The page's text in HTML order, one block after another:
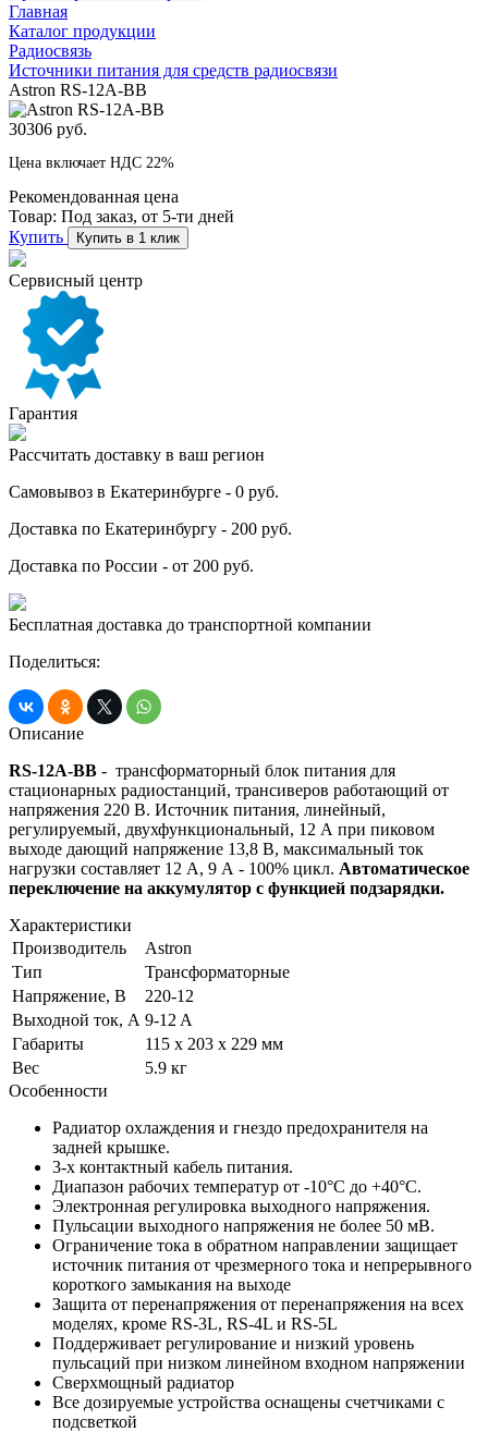
Главная
Каталог продукции
Радиосвязь
Источники питания для средств радиосвязи
Astron RS-12A-BB
30306 руб.
Цена включает НДС 22%
Рекомендованная цена
Товар: Под заказ, от 5-ти дней
Купить
Купить в 1 клик
Сервисный центр
Гарантия
Рассчитать доставку в ваш регион
Самовывоз в Екатеринбурге - 0 руб.
Доставка по Екатеринбургу - 200 руб.
Доставка по России - от 200 руб.
Бесплатная доставка до транспортной компании
Поделиться:
Описание
RS-12A-BB - трансформаторный блок питания для
стационарных радиостанций, трансиверов работающий от
напряжения 220 В. Источник питания, линейный,
регулируемый, двухфункциональный, 12 А при пиковом
выходе дающий напряжение 13,8 В, максимальный ток
нагрузки составляет 12 А, 9 А - 100% цикл. Автоматическое
переключение на аккумулятор с функцией подзарядки.
Характеристики
Производитель
Astron
Тип
Трансформаторные
Напряжение, В
220-12
Выходной ток, А 9-12 A
Габариты
115 х 203 х 229 мм
Вес
5.9 кг
Особенности
Радиатор охлаждения и гнездо предохранителя на
задней крышке.
3-х контактный кабель питания.
Диапазон рабочих температур от -10°С до +40°С.
Электронная регулировка выходного напряжения.
Пульсации выходного напряжения не более 50 мВ.
Ограничение тока в обратном направлении защищает
источник питания от чрезмерного тока и непрерывного
короткого замыкания на выходе
Защита от перенапряжения от перенапряжения на всех
моделях, кроме RS-3L, RS-4L и RS-5L
Поддерживает регулирование и низкий уровень
пульсаций при низком линейном входном напряжении
Сверхмощный радиатор
Все дозируемые устройства оснащены счетчиками с
подсветкой